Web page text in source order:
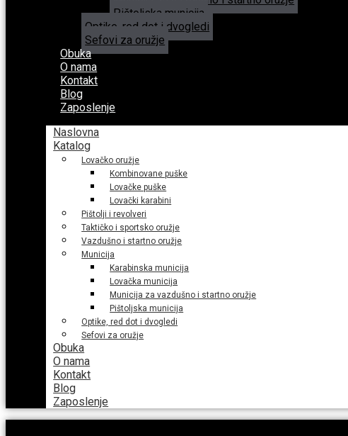
Pištoljska municija
Optike, red dot i dvogledi
Sefovi za oružje
Obuka
O nama
Kontakt
Blog
Zaposlenje
Naslovna
Katalog
Lovačko oružje
Kombinovane puške
Lovačke puške
Lovački karabini
Pištolji i revolveri
Taktičko i sportsko oružje
Vazdušno i startno oružje
Municija
Karabinska municija
Lovačka municija
Municija za vazdušno i startno oružje
Pištoljska municija
Optike, red dot i dvogledi
Sefovi za oružje
Obuka
O nama
Kontakt
Blog
Zaposlenje